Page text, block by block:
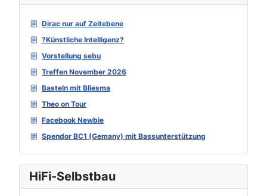
Dirac nur auf Zeitebene
?Künstliche Intelligenz?
Vorstellung sebu
Treffen November 2026
Basteln mit Bliesma
Theo on Tour
Facebook Newbie
Spendor BC1 (Gemany) mit Bassunterstützung
HiFi-Selbstbau